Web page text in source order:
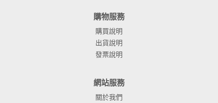
購物服務
購買說明
出貨說明
發票說明
網站服務
關於我們